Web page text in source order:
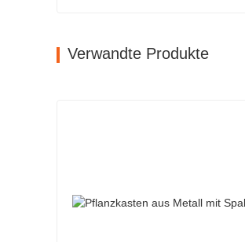
Verwandte Produkte